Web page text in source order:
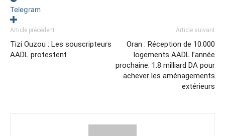
Telegram
Article précédent
Tizi Ouzou : Les souscripteurs
AADL protestent
Article suivant
Oran : Réception de 10.000
logements AADL l’année
prochaine: 1.8 milliard DA pour
achever les aménagements
extérieurs